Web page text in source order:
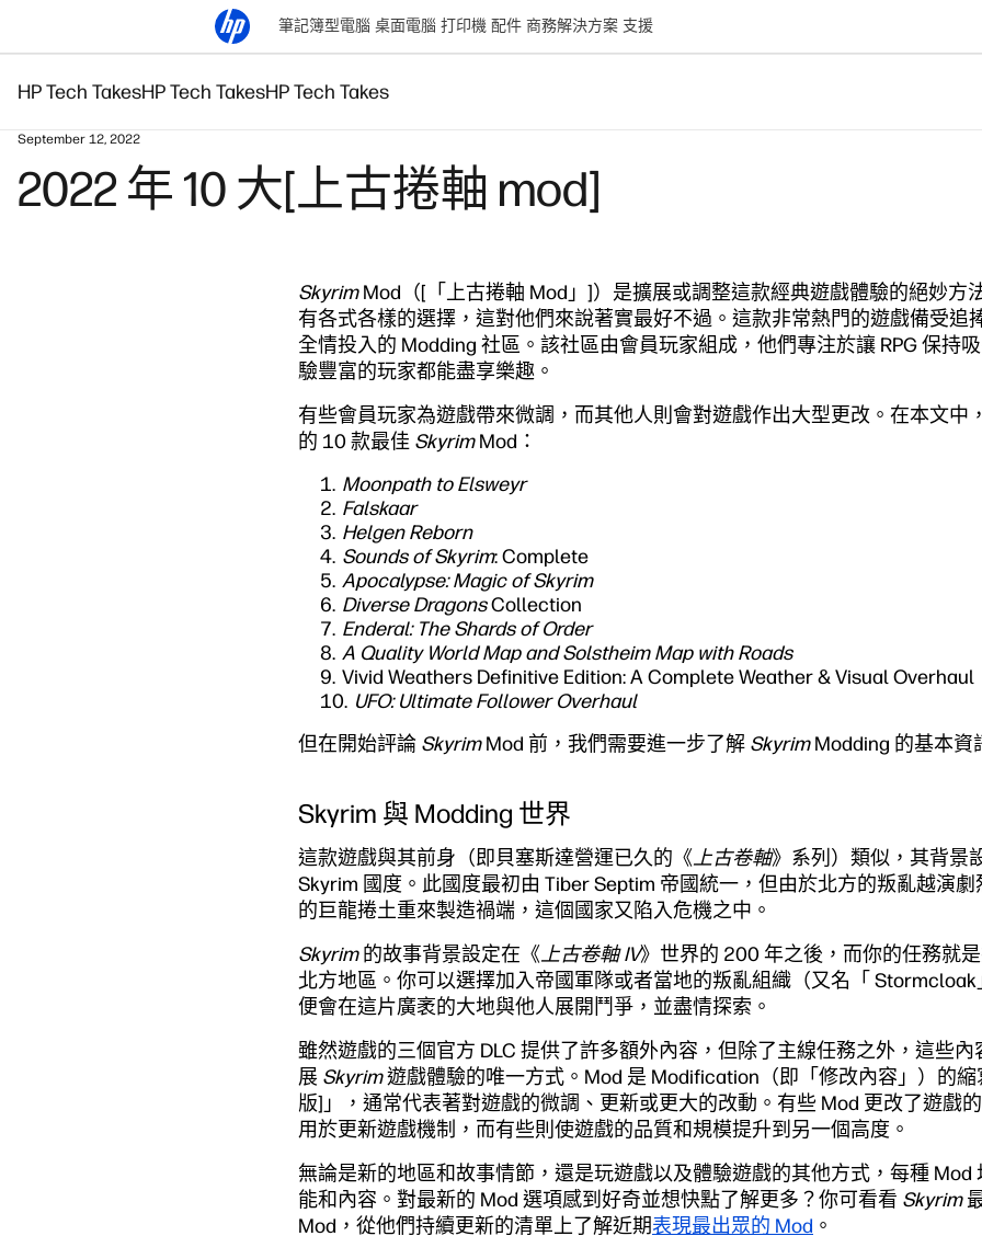
筆記簿型電腦 桌面電腦 打印機 配件 商務解決方案 支援
HP Tech TakesHP Tech TakesHP Tech Takes
September 12, 2022
2022 年 10 大[上古捲軸 mod]
SkyrimMod（[「上古捲軸 Mod」]）是擴展或調整這款經典遊戲體驗的絕妙方
有各式各樣的選擇，這對他們來說著實最好不過。這款非常熱門的遊戲備受追
全情投入的 Modding 社區。該社區由會員玩家組成，他們專注於讓 RPG 保持
驗豐富的玩家都能盡享樂趣。
有些會員玩家為遊戲帶來微調，而其他人則會對遊戲作出大型更改。在本文中
的 10 款最佳 SkyrimMod：
Moonpath to Elsweyr
Falskaar
Helgen Reborn
Sounds of Skyrim: Complete
Apocalypse: Magic of Skyrim
Diverse DragonsCollection
Enderal: The Shards of Order
A Quality World Map and Solstheim Map with Roads
Vivid Weathers Definitive Edition: A Complete Weather & Visual Overhaul
UFO: Ultimate Follower Overhaul
但在開始評論 SkyrimMod 前，我們需要進一步了解 SkyrimModding 的基本資
Skyrim 與 Modding 世界
這款遊戲與其前身（即貝塞斯達營運已久的《上古卷軸》系列）類似，其背景
Skyrim 國度。此國度最初由 Tiber Septim 帝國統一，但由於北方的叛亂越演
的巨龍捲土重來製造禍端，這個國家又陷入危機之中。
Skyrim的故事背景設定在《上古卷軸 IV》世界的 200 年之後，而你的任務就
北方地區。你可以選擇加入帝國軍隊或者當地的叛亂組織（又名「
便會在這片廣袤的大地與他人展開鬥爭，並盡情探索。
雖然遊戲的三個官方 DLC 提供了許多額外內容，但除了主線任務之外，這些內
展 Skyrim遊戲體驗的唯一方式。Mod 是 Modification（即「修改內容」）的
版]」，通常代表著對遊戲的微調、更新或更大的改動。有些 Mod 更改了遊戲
用於更新遊戲機制，而有些則使遊戲的品質和規模提升到另一個高度。
無論是新的地區和故事情節，還是玩遊戲以及體驗遊戲的其他方式，每種 Mod
能和內容。對最新的 Mod 選項感到好奇並想快點了解更多？你可看看 Skyrim
Mod，從他們持續更新的清單上了解近期表現最出眾的 Mod 。